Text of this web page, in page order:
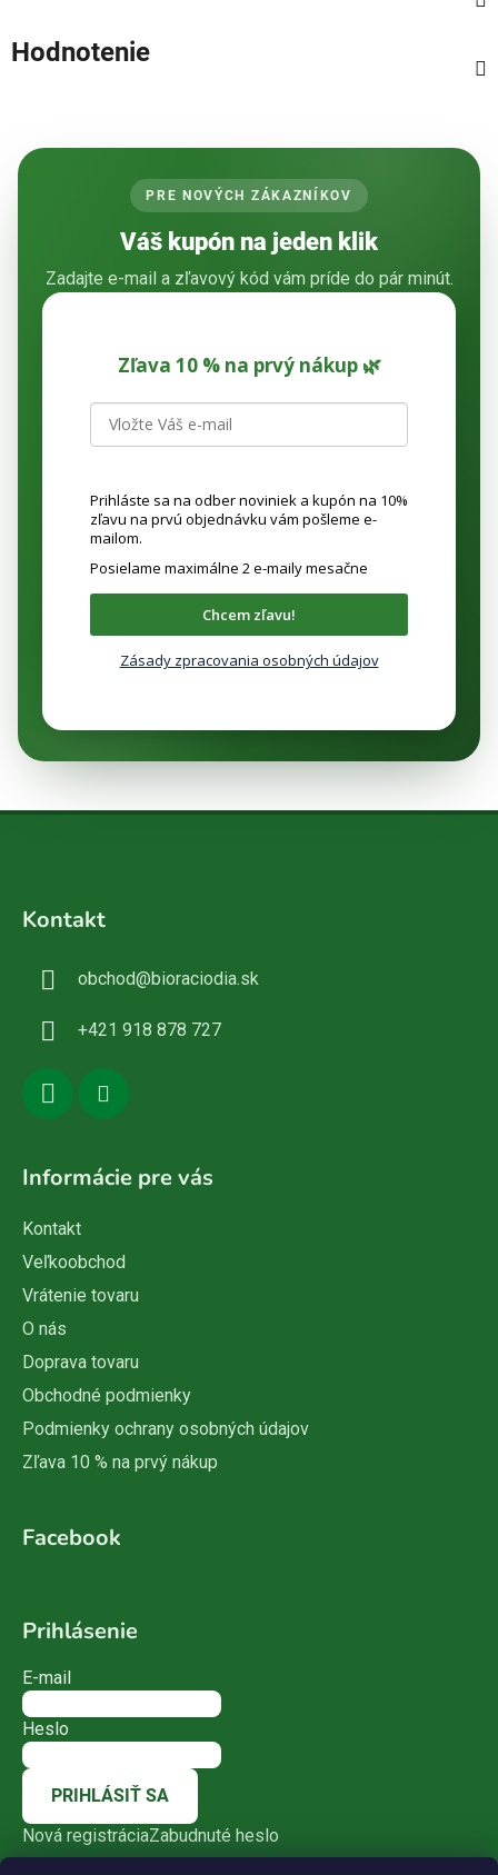
Hodnotenie
PRE NOVÝCH ZÁKAZNÍKOV
Váš kupón na jeden klik
Zadajte e-mail a zľavový kód vám príde do pár minút.
Zľava 10 % na prvý nákup 🌿
Prihláste sa na odber noviniek a kupón na 10%
zľavu na prvú objednávku vám pošleme e-
mailom.
Posielame maximálne 2 e-maily mesačne
Chcem zľavu!
Zásady zpracovania osobných údajov
Kontakt
obchod@bioraciodia.sk
+421 918 878 727
Informácie pre vás
Kontakt
Veľkoobchod
Vrátenie tovaru
O nás
Doprava tovaru
Obchodné podmienky
Podmienky ochrany osobných údajov
Zľava 10 % na prvý nákup
Facebook
Prihlásenie
E-mail
Heslo
PRIHLÁSIŤ SA
Nová registráciaZabudnuté heslo